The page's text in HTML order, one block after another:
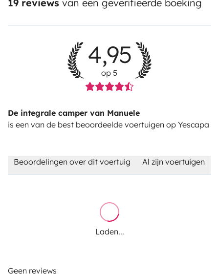
19 reviews van een geverifieerde boeking
4,95
op 5
De integrale camper van Manuele
is een van de best beoordeelde voertuigen op Yescapa
Beoordelingen over dit voertuig Al zijn voertuigen
Laden...
Geen reviews